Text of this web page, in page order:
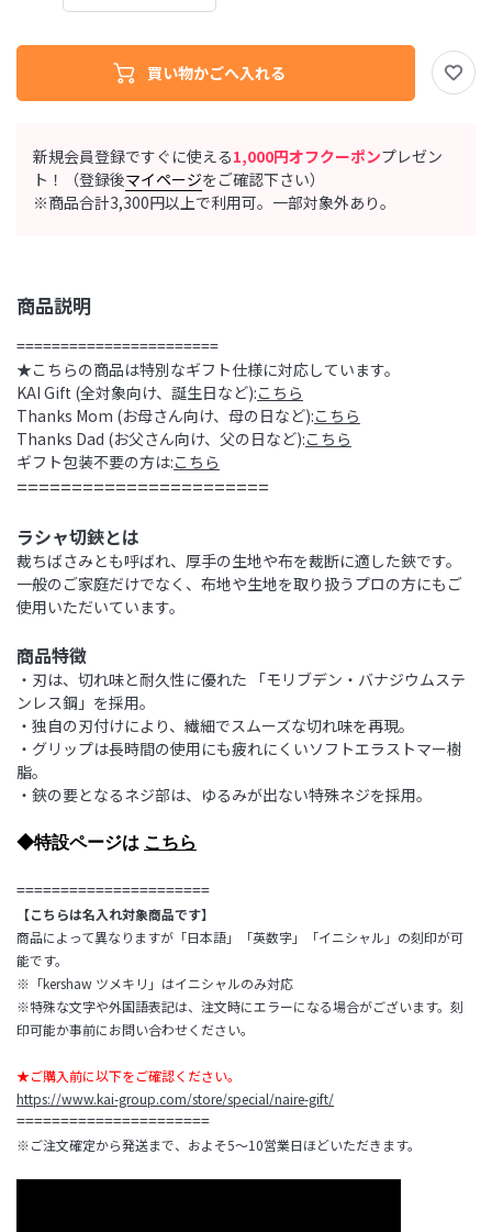
新規会員登録ですぐに使える1,000円オフクーポンプレゼン
ト！（登録後マイページをご確認下さい）
※商品合計3,300円以上で利用可。一部対象外あり。
商品説明
=======================
★こちらの商品は特別なギフト仕様に対応しています。
KAI Gift (全対象向け、誕生日など):こちら
Thanks Mom (お母さん向け、母の日など):こちら
Thanks Dad (お父さん向け、父の日など):こちら
ギフト包装不要の方は:こちら
=======================
ラシャ切鋏とは
裁ちばさみとも呼ばれ、厚手の生地や布を裁断に適した鋏です。
一般のご家庭だけでなく、布地や生地を取り扱うプロの方にもご
使用いただいています。
商品特徴
・刃は、切れ味と耐久性に優れた 「モリブデン・バナジウムステ
ンレス鋼」を採用。
・独自の刃付けにより、繊細でスムーズな切れ味を再現。
・グリップは長時間の使用にも疲れにくいソフトエラストマー樹
脂。
・鋏の要となるネジ部は、ゆるみが出ない特殊ネジを採用。
◆特設ページは こちら
======================
【こちらは名入れ対象商品です】
商品によって異なりますが「日本語」「英数字」「イニシャル」の刻印が可
能です。
※「kershaw ツメキリ」はイニシャルのみ対応
※特殊な文字や外国語表記は、注文時にエラーになる場合がございます。刻
印可能か事前にお問い合わせください。
★ご購入前に以下をご確認ください。
https://www.kai-group.com/store/special/naire-gift/
======================
※ご注文確定から発送まで、およそ5～10営業日ほどいただきます。